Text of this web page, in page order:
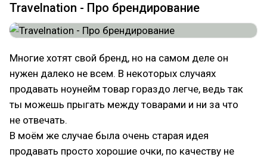
Travelnation - Про брендирование
Многие хотят свой бренд, но на самом деле он
нужен далеко не всем. В некоторых случаях
продавать ноунейм товар гораздо легче, ведь так
ты можешь прыгать между товарами и ни за что
не отвечать.
В моём же случае была очень старая идея
продавать просто хорошие очки, по качеству не